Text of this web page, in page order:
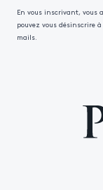
En vous inscrivant, vous
pouvez vous désinscrire
mails.